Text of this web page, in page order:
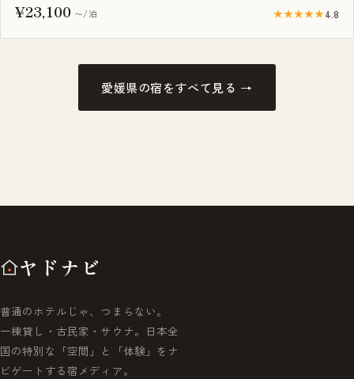
¥23,100 〜/泊 ★★★★★4.8
愛媛県の宿をすべて見る →
ヤドナビ
普通のホテルじゃ、つまらない。
一棟貸し・古民家・サウナ。日本全
国の特別な「空間」と「体験」をナ
ビゲートする宿メディア。